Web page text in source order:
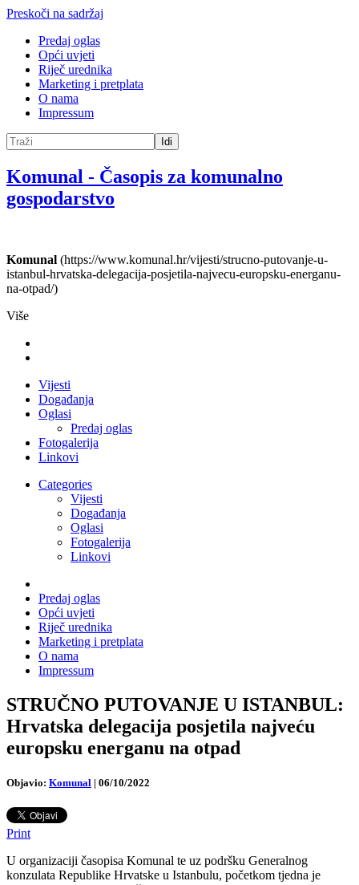
Preskoči na sadržaj
Predaj oglas
Opći uvjeti
Riječ urednika
Marketing i pretplata
O nama
Impressum
Idi
Komunal - Časopis za komunalno
gospodarstvo
Komunal (https://www.komunal.hr/vijesti/strucno-putovanje-u-
istanbul-hrvatska-delegacija-posjetila-najvecu-europsku-energanu-
na-otpad/)
Više
Vijesti
Događanja
Oglasi
Predaj oglas
Fotogalerija
Linkovi
Categories
Vijesti
Događanja
Oglasi
Fotogalerija
Linkovi
Predaj oglas
Opći uvjeti
Riječ urednika
Marketing i pretplata
O nama
Impressum
STRUČNO PUTOVANJE U ISTANBUL:
Hrvatska delegacija posjetila najveću
europsku energanu na otpad
Objavio: Komunal | 06/10/2022
Print
U organizaciji časopisa Komunal te uz podršku Generalnog
konzulata Republike Hrvatske u Istanbulu, početkom tjedna je